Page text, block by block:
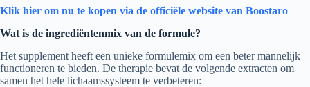
Klik hier om nu te kopen via de officiële website van Boostaro
Wat is de ingrediëntenmix van de formule?
Het supplement heeft een unieke formulemix om een ​​beter mannelijk
functioneren te bieden. De therapie bevat de volgende extracten om
samen het hele lichaamssysteem te verbeteren: